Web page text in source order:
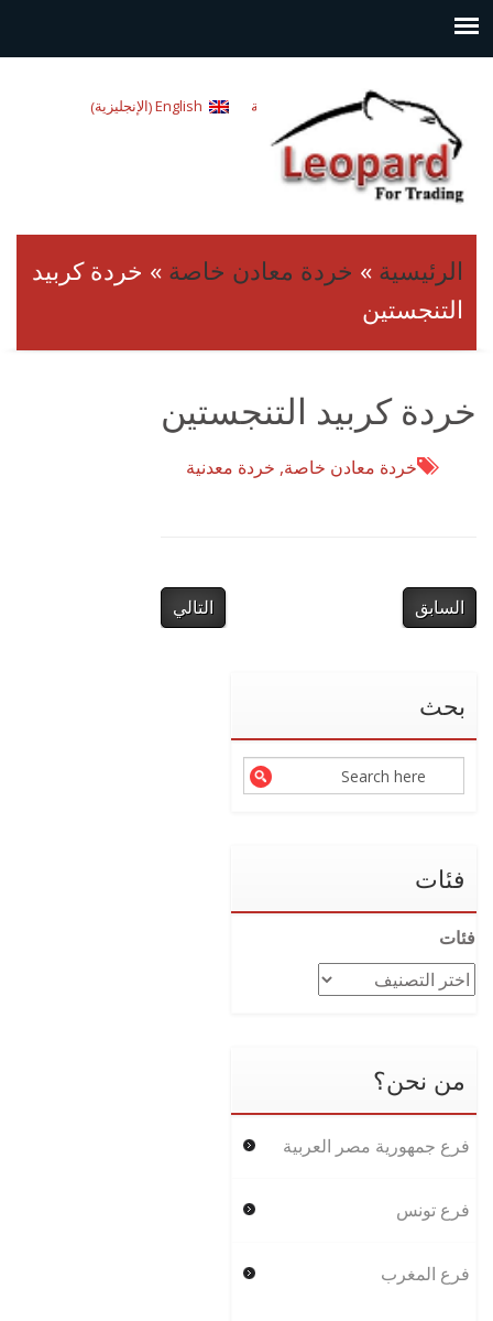
العربية English
(الإنجليزية)
الرئيسية » خردة معادن خاصة » خردة كربيد
التنجستين
خردة كربيد التنجستين
خردة معادن خاصة, خردة معدنية
السابق التالي
بحث
فئات
فئات
من نحن؟
فرع جمهورية مصر العربية
فرع تونس
فرع المغرب